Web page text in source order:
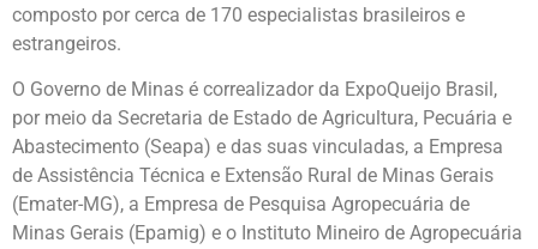
composto por cerca de 170 especialistas brasileiros e
estrangeiros.
O Governo de Minas é correalizador da ExpoQueijo Brasil,
por meio da Secretaria de Estado de Agricultura, Pecuária e
Abastecimento (Seapa) e das suas vinculadas, a Empresa
de Assistência Técnica e Extensão Rural de Minas Gerais
(Emater-MG), a Empresa de Pesquisa Agropecuária de
Minas Gerais (Epamig) e o Instituto Mineiro de Agropecuária